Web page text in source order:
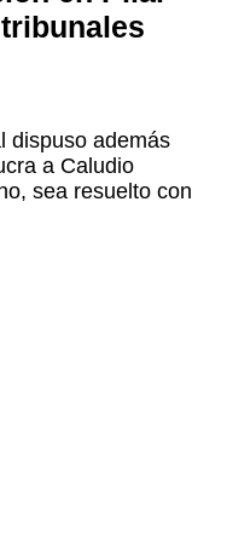
dispuso además
a Caludio
sea resuelto con